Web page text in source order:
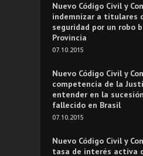
Nuevo Código Civil y
indemnizar a titulares
seguridad por un robo
Provincia
07.10.2015
Nuevo Código Civil y
competencia de la
entender en la
fallecido en Brasil
07.10.2015
Nuevo Código Civil y
tasa de interés activa